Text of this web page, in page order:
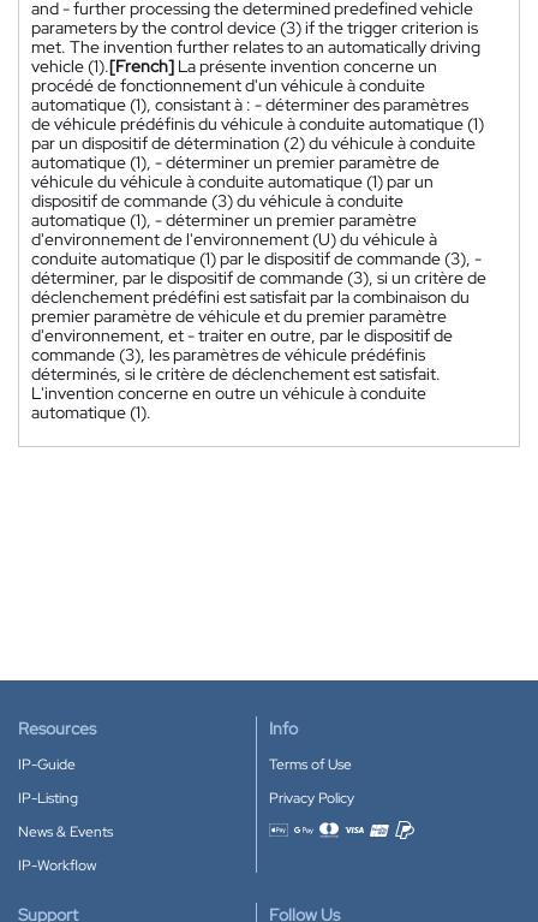
and - further processing the determined predefined vehicle
parameters by the control device (3) if the trigger criterion is
met. The invention further relates to an automatically driving
vehicle (1).[French] La présente invention concerne un
procédé de fonctionnement d'un véhicule à conduite
automatique (1), consistant à : - déterminer des paramètres
de véhicule prédéfinis du véhicule à conduite automatique (1)
par un dispositif de détermination (2) du véhicule à conduite
automatique (1), - déterminer un premier paramètre de
véhicule du véhicule à conduite automatique (1) par un
dispositif de commande (3) du véhicule à conduite
automatique (1), - déterminer un premier paramètre
d'environnement de l'environnement (U) du véhicule à
conduite automatique (1) par le dispositif de commande (3), -
déterminer, par le dispositif de commande (3), si un critère de
déclenchement prédéfini est satisfait par la combinaison du
premier paramètre de véhicule et du premier paramètre
d'environnement, et - traiter en outre, par le dispositif de
commande (3), les paramètres de véhicule prédéfinis
déterminés, si le critère de déclenchement est satisfait.
L'invention concerne en outre un véhicule à conduite
automatique (1).
Resources
IP-Guide
IP-Listing
News & Events
IP-Workflow
Info
Terms of Use
Privacy Policy
Accepted payment methods
Support Follow Us